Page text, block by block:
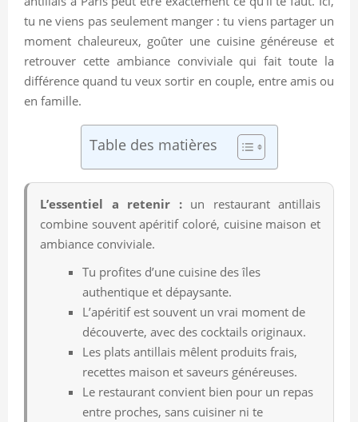
tu ne viens pas seulement manger : tu viens partager un
moment chaleureux, goûter une cuisine généreuse et
retrouver cette ambiance conviviale qui fait toute la
différence quand tu veux sortir en couple, entre amis ou
en famille.
Table des matières
L’essentiel a retenir :un restaurant antillais
combine souvent apéritif coloré, cuisine maison et
ambiance conviviale.
Tu profites d’une cuisine des îles
authentique et dépaysante.
L’apéritif est souvent un vrai moment de
découverte, avec des cocktails originaux.
Les plats antillais mêlent produits frais,
recettes maison et saveurs généreuses.
Le restaurant convient bien pour un repas
entre proches, sans cuisiner ni te